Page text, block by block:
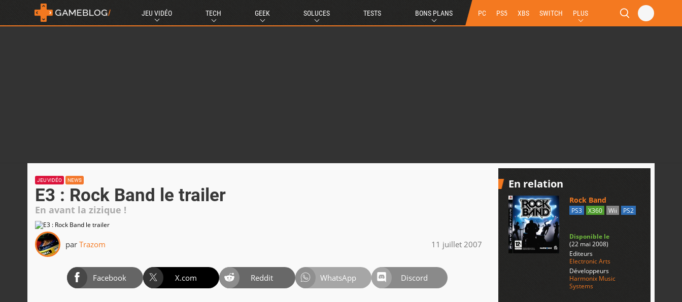
JEU VIDÉO TECH GEEK SOLUCES TESTS BONS PLANS PC PS5 XBS SWITCH PLUS
JEU VIDÉO NEWS
E3 : Rock Band le trailer
En avant la zizique !
par Trazom 11 juillet 2007
Facebook X.com Reddit WhatsApp Discord
En relation
Rock Band
PS3 X360 Wii PS2
Disponible le
(22 mai 2008)
Editeurs
Electronic Arts
Développeurs
Harmonix Music
Systems